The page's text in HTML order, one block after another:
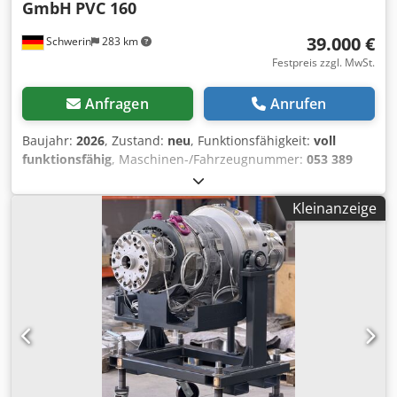
Schwerin 283 km
GmbH PVC 160
39.000 €
Festpreis zzgl. MwSt.
Anfragen Anrufen
Baujahr: 2026, Zustand: neu, Funktionsfähigkeit: voll
funktionsfähig, Maschinen-/Fahrzeugnummer: 053 389
, Angeboten wird ein Extrusionswerkzeug PVC zur
Herstellung von PVC-Rohren Rohrbereich min: Ø63 mm
Rohrbereich max: Ø160 mm Ausstoß ca. 750 kg/h
Ausführung: Dornträgersystem ausgelegt für PVC-
Schmelzen, komplett hergestellt aus 1.2316 Fließkontur
poliert Ausgestattet mit Zylinderheizungen und
Thermofühler M14x1,5 Typ „J“ Inkl. 3 m Anschlussleitung,
ohne Steckkupplung zum Extruder Cjdpfozhuqksx Abrsrf
Technische Daten: 230V, 50Hz für max. 3600W je Zone, 16A
Anzahl Heizzonen: 6 2 Stück Bedienungsanleitung in
Deutsch oder Englisch sind im Lieferumfang enthalten.
Kleinanzeige